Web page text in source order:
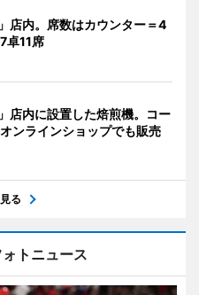
店内。席数はカウンター＝4
卓11席
店内に設置した焙煎機。コー
ンラインショップでも販売
る
トニュース